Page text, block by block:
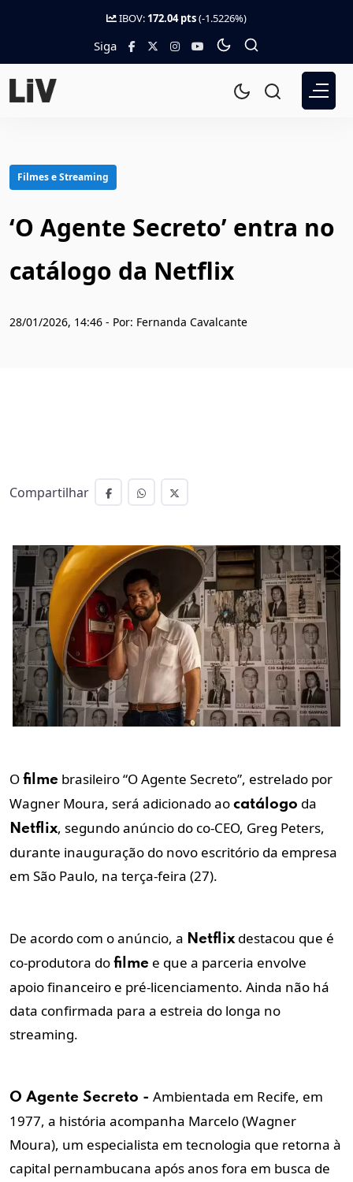
IBOV: 172.04 pts(-1.5226%)
Siga
Filmes e Streaming
‘O Agente Secreto’ entra no
catálogo da Netflix
28/01/2026, 14:46 - Por: Fernanda Cavalcante
Compartilhar
O filme brasileiro “O Agente Secreto”, estrelado por
Wagner Moura, será adicionado ao catálogo da
Netflix, segundo anúncio do co-CEO, Greg Peters,
durante inauguração do novo escritório da empresa
em São Paulo, na terça-feira (27).
De acordo com o anúncio, a Netflixdestacou que é
co-produtora do filme e que a parceria envolve
apoio financeiro e pré-licenciamento. Ainda não há
data confirmada para a estreia do longa no
streaming.
O Agente Secreto - Ambientada em Recife, em
1977, a história acompanha Marcelo (Wagner
Moura), um especialista em tecnologia que retorna à
capital pernambucana após anos fora em busca de